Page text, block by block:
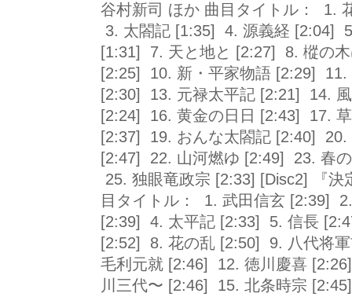
谷村新司 ほか 曲目タイトル： 1.
3. 太閤記 [1:35] 4. 源義経 [2:04]
[1:31] 7. 天と地と [2:27] 8. 樅の
[2:25] 10. 新・平家物語 [2:29]
[2:30] 13. 元禄太平記 [2:21] 14.
[2:24] 16. 黄金の日日 [2:43] 17.
[2:37] 19. おんな太閤記 [2:40]
[2:47] 22. 山河燃ゆ [2:49] 23. 春
25. 独眼竜政宗 [2:33] [Disc2] 『
目タイトル： 1. 武田信玄 [2:39]
[2:39] 4. 太平記 [2:33] 5. 信長
[2:52] 8. 花の乱 [2:50] 9. 八代将
毛利元就 [2:46] 12. 徳川慶喜
川三代〜 [2:46] 15. 北条時宗